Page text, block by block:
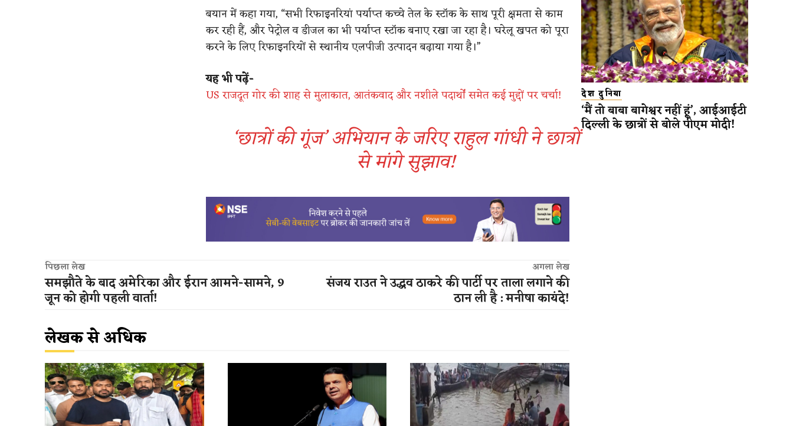
बयान में कहा गया, “सभी रिफाइनरियां पर्याप्त कच्चे तेल के स्टॉक के साथ पूरी क्षमता से काम
कर रही हैं, और पेट्रोल व डीजल का भी पर्याप्त स्टॉक बनाए रखा जा रहा है। घरेलू खपत को पूरा
करने के लिए रिफाइनरियों से स्थानीय एलपीजी उत्पादन बढ़ाया गया है।”
यह भी पढ़ें-
US राजदूत गोर की शाह से मुलाकात, आतंकवाद और नशीले पदार्थों समेत कई मुद्दों पर चर्चा!
‘छात्रों की गूंज’ अभियान के जरिए राहुल गांधी ने छात्रों
से मांगे सुझाव!
पिछला लेख
समझौते के बाद अमेरिका और ईरान आमने-सामने, 9
जून को होगी पहली वार्ता!
अगला लेख
संजय राउत ने उद्धव ठाकरे की पार्टी पर ताला लगाने की
ठान ली है : मनीषा कायंदे!
लेखक से अधिक
देश दुनिया
‘मैं तो बाबा बागेश्वर नहीं हूं’, आईआईटी
दिल्ली के छात्रों से बोले पीएम मोदी!